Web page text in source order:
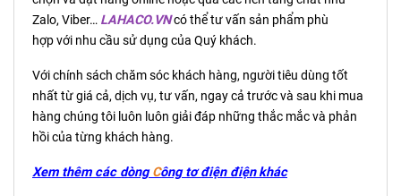
Zalo, Viber… LAHACO.VNcó thể tư vấn sản phẩm phù
hợp với nhu cầu sử dụng của Quý khách.
Với chính sách chăm sóc khách hàng, người tiêu dùng tốt
nhất từ giá cả, dịch vụ, tư vấn, ngay cả trước và sau khi mua
hàng chúng tôi luôn luôn giải đáp những thắc mắc và phản
hồi của từng khách hàng.
Xem thêm các dòngCông tơ điệnđiệnkhác